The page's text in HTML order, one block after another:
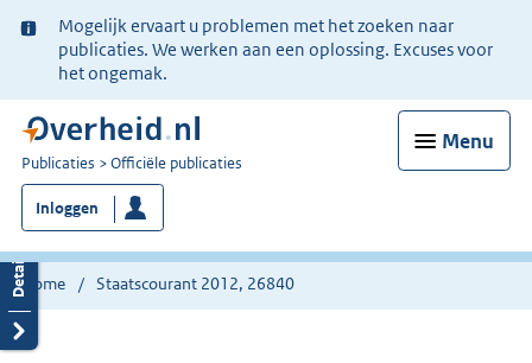
Ter
informatie:
Mogelijk ervaart u problemen met het zoeken naar
publicaties. We werken aan een oplossing. Excuses voor
het ongemak.
Menu
U
bent
nu
hier:
Publicaties Officiële publicaties
Inloggen
Home Staatscourant 2012, 26840